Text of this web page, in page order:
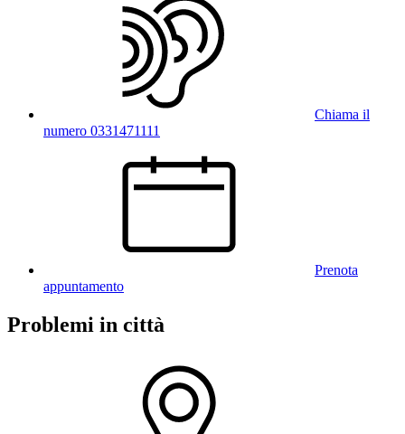
Chiama il
numero 0331471111
Prenota
appuntamento
Problemi in città